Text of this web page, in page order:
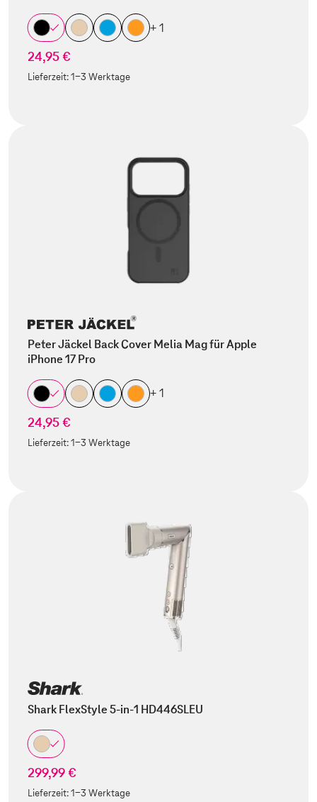
+ 1
24,95 €
Lieferzeit:1-3 Werktage
Peter Jäckel Back Cover Melia Mag für Apple
iPhone 17 Pro
+ 1
24,95 €
Lieferzeit:1-3 Werktage
Shark FlexStyle 5-in-1 HD446SLEU
299,99 €
Lieferzeit:1-3 Werktage